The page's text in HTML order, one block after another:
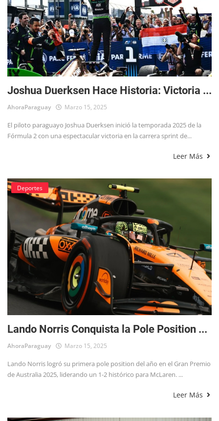
Joshua Duerksen Hace Historia: Victoria ...
AhoraParaguay Marzo 15, 2025
El piloto paraguayo Joshua Duerksen inició la temporada 2025 de la
Fórmula 2 con una espectacular victoria en la carrera sprint de...
Leer Más
Deportes
Lando Norris Conquista la Pole Position ...
AhoraParaguay Marzo 15, 2025
Lando Norris logró su primera pole position del año en el Gran Premio
de Australia 2025, liderando un 1-2 histórico para McLaren. ...
Leer Más